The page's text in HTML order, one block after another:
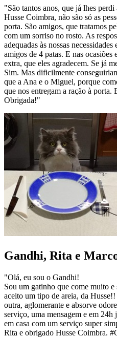
"São tantos anos, que já lhes
Husse Coimbra, não são só as
porta. São amigos, que tratamos
com um sorriso no rosto. As
adequadas às nossas
amigos de 4 patas. E nas
extra, que eles agradecem. Se já
Sim. Mas dificilmente
que a Ana e o Miguel, porque
que nos entregam a ração à porta.
Obrigada!"
Gandhi, Rita e
"Olá, eu sou o Gandhi!
Sou um gatinho que come muito
aceito um tipo de areia, da
outra, aglomerante e absorve
serviço, uma mensagem e em 24h
em casa com um serviço super
Rita e obrigado Husse Coimbra.